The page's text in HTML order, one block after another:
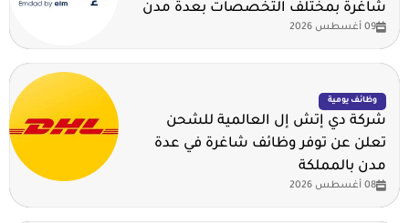
شاغرة بمختلف التخصصات بعدة مدن
09 أغسطس 2026
وظائف يومية
شركة دي إتش إل العالمية للشحن
تعلن عن توفر وظائف شاغرة في عدة
مدن بالمملكة
08 أغسطس 2026